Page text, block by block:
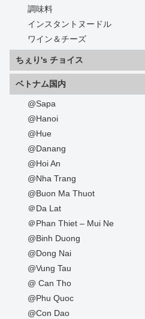
調味料
インスタントヌードル
ワイン＆チーズ
ちぇり's チョイス
ベトナム国内
@Sapa
@Hanoi
@Hue
@Danang
@Hoi An
@Nha Trang
@Buon Ma Thuot
＠Da Lat
＠Phan Thiet – Mui Ne
@Binh Duong
@Dong Nai
@Vung Tau
@ Can Tho
@Phu Quoc
@Con Dao